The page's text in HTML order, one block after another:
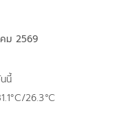
ม 2569
นี้
26.3°C